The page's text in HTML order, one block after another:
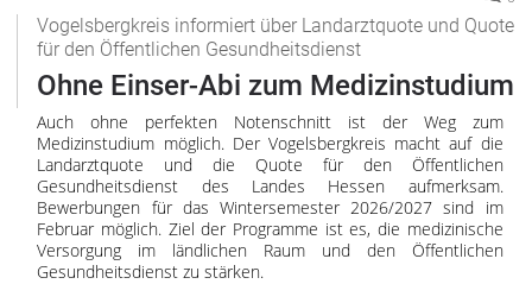
Vogelsbergkreis informiert über Landarztquote und Quote
für den Öffentlichen Gesundheitsdienst
Ohne Einser-Abi zum Medizinstudium
Auch ohne perfekten Notenschnitt ist der Weg zum
Medizinstudium möglich. Der Vogelsbergkreis macht auf die
Landarztquote und die Quote für den Öffentlichen
Gesundheitsdienst des Landes Hessen aufmerksam.
Bewerbungen für das Wintersemester 2026/2027 sind im
Februar möglich. Ziel der Programme ist es, die medizinische
Versorgung im ländlichen Raum und den Öffentlichen
Gesundheitsdienst zu stärken.